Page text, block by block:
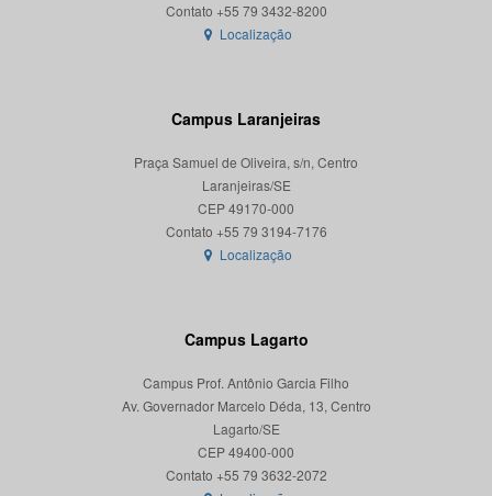
Localização
Campus Laranjeiras
Praça Samuel de Oliveira, s/n, Centro
Laranjeiras/SE
CEP 49170-000
Localização
Campus Lagarto
Campus Prof. Antônio Garcia Filho
Av. Governador Marcelo Déda, 13, Centro
Lagarto/SE
CEP 49400-000